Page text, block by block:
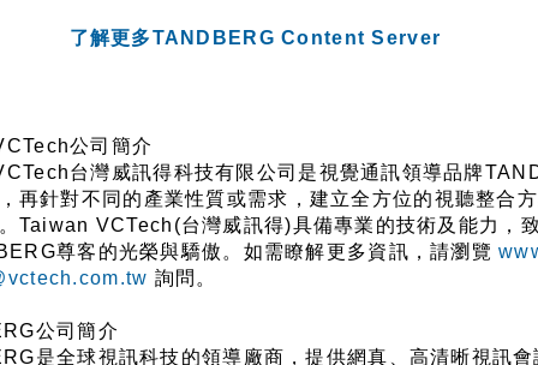
了解更多TANDBERG Content Server
公司簡介
台灣威訊得科技有限公司是視覺通訊領導品牌
再針對不同的產業性質或需求，建立全方位的視聽整合
Taiwan VCTech(台灣威訊得)具備專業的技術及能力，
尊客的光榮與驕傲。如需瞭解更多資訊，請瀏覽
詢問。
公司簡介
是全球視訊科技的領導廠商，提供網真、高清晰視訊